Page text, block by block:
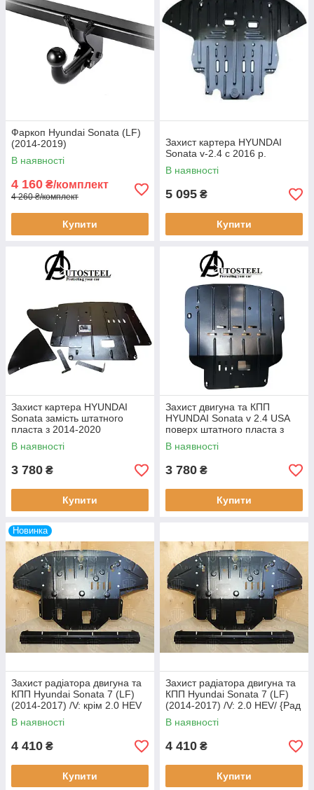
Фаркоп Hyundai Sonata (LF)
(2014-2019)
В наявності
4 160 ₴/комплект
4 260 ₴/комплект
Купити
Захист картера HYUNDAI
Sonata v-2.4 с 2016 р.
В наявності
5 095 ₴
Купити
Захист картера HYUNDAI
Sonata замість штатного
пласта з 2014-2020
В наявності
3 780 ₴
Купити
Захист двигуна та КПП
HYUNDAI Sonata v 2.4 USA
поверх штатного пласта з
2014-2018
В наявності
3 780 ₴
Купити
Новинка
Захист радіатора двигуна та
КПП Hyundai Sonata 7 (LF)
(2014-2017) /V: крім 2.0 HEV
USA/ {Рад ДВС КПП} (Замість
штатного пильника)
В наявності
4 410 ₴
Купити
Захист радіатора двигуна та
КПП Hyundai Sonata 7 (LF)
(2014-2017) /V: 2.0 HEV/ {Рад
ДВС КПП} (Замість штатного
пильника) Дор
В наявності
4 410 ₴
Купити